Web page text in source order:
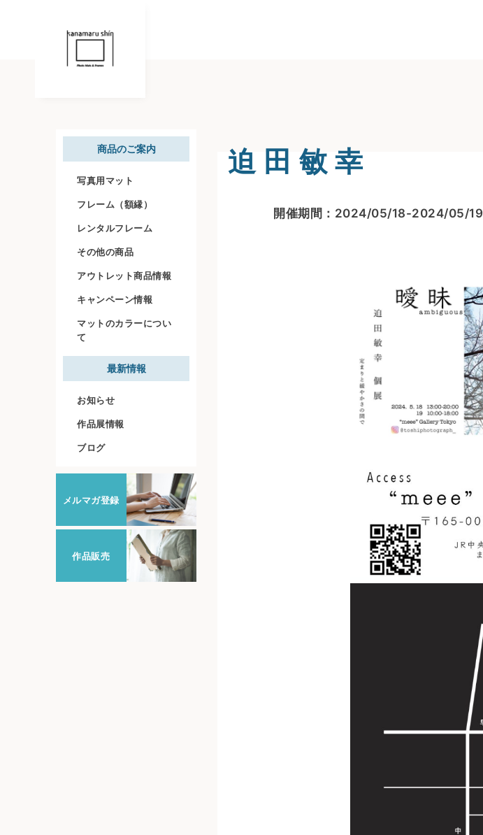
商品のご案内
写真用マット
フレーム（額縁）
レンタルフレーム
その他の商品
アウトレット商品情報
キャンペーン情報
マットのカラーについ
て
最新情報
お知らせ
作品展情報
ブログ
メルマガ登録
作品販売
迫 田 敏 幸
開催期間：2024/05/18-2024/05/19